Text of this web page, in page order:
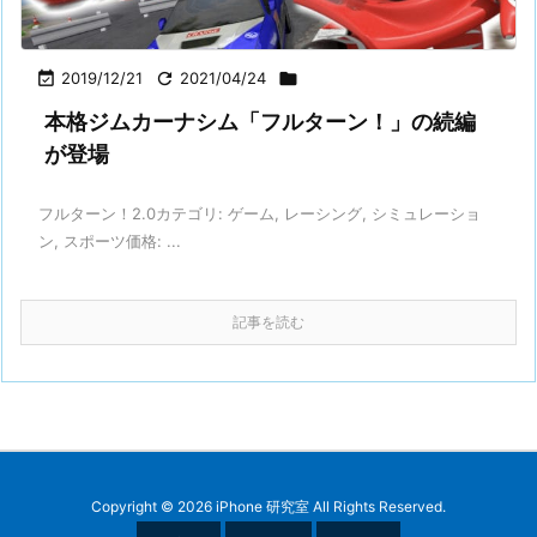
 2019/12/21  2021/04/24 
本格ジムカーナシム「フルターン！」の続編
が登場
フルターン！2.0カテゴリ: ゲーム, レーシング, シミュレーショ
ン, スポーツ価格: ...
記事を読む
Copyright © 2026 iPhone 研究室 All Rights Reserved.